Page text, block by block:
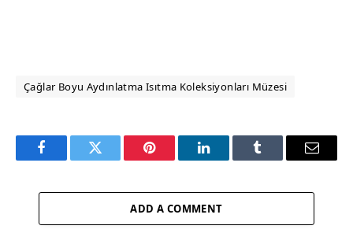
Çağlar Boyu Aydınlatma Isıtma Koleksiyonları Müzesi
FacebookTwitter Pinterest LinkedInTumblr Email
ADD A COMMENT